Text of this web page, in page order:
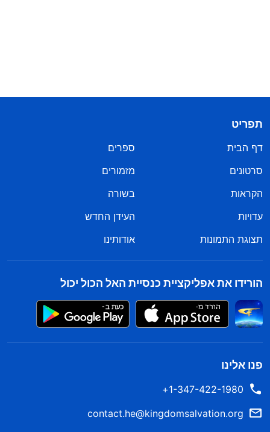
תפריט
דף הבית
ספרים
סרטונים
מזמורים
הקראות
בשורה
עדויות
העידן החדש
תצוגת התמונות
אודותינו
הורידו את אפליקציית כנסיית האל הכול יכול
פנו אלינו
1-347-422-1980+
contact.he@kingdomsalvation.org